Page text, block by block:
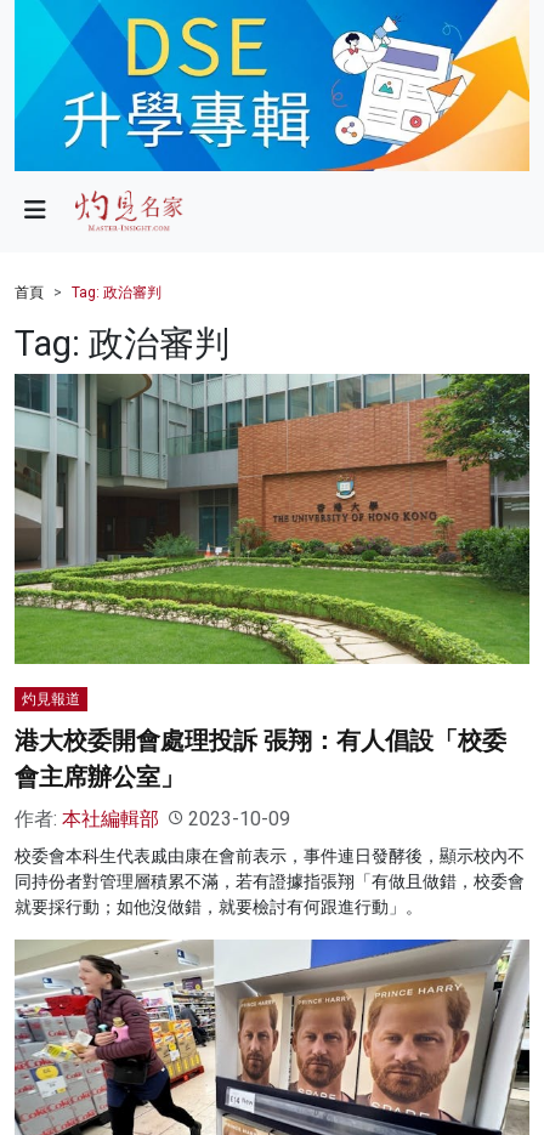
政局
財經
健康
商業
科技
影片
名家榜
灼見活動
首頁 Tag: 政治審判
Tag: 政治審判
灼見報道
港大校委開會處理投訴 張翔：有人倡設「校委
會主席辦公室」
作者: 本社編輯部 2023-10-09
校委會本科生代表戚由康在會前表示，事件連日發酵後，顯示校內不
同持份者對管理層積累不滿，若有證據指張翔「有做且做錯，校委會
就要採行動；如他沒做錯，就要檢討有何跟進行動」。